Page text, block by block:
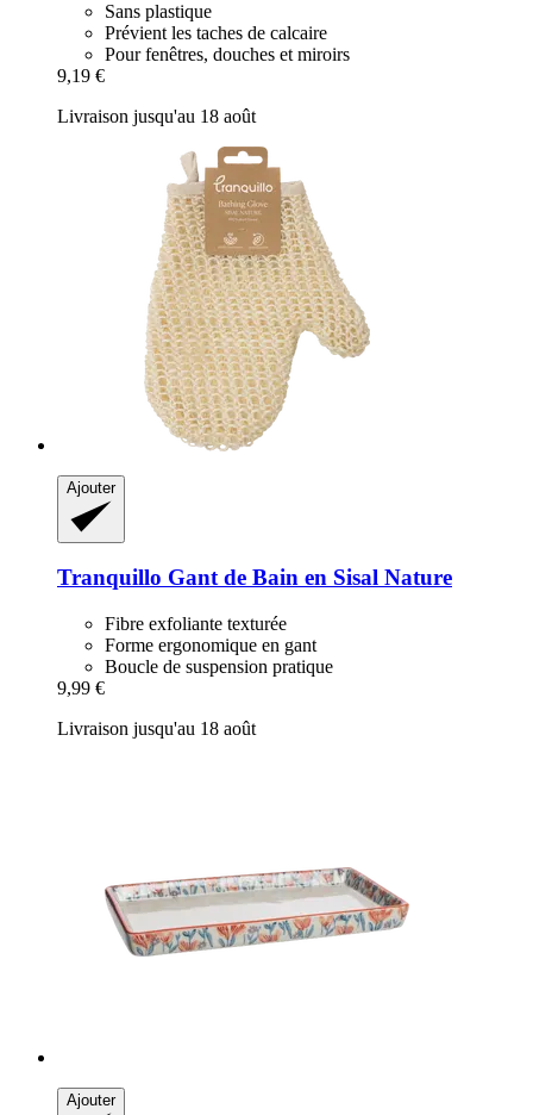
Sans plastique
Prévient les taches de calcaire
Pour fenêtres, douches et miroirs
9,19 €
Livraison jusqu'au 18 août
Ajouter
Tranquillo Gant de Bain en Sisal Nature
Fibre exfoliante texturée
Forme ergonomique en gant
Boucle de suspension pratique
9,99 €
Livraison jusqu'au 18 août
Ajouter